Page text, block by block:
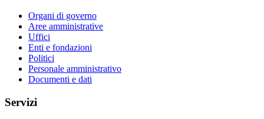
Organi di governo
Aree amministrative
Uffici
Enti e fondazioni
Politici
Personale amministrativo
Documenti e dati
Servizi